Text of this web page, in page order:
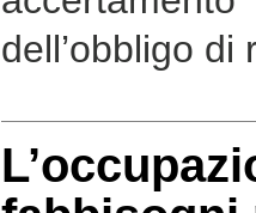
dell’obbligo di